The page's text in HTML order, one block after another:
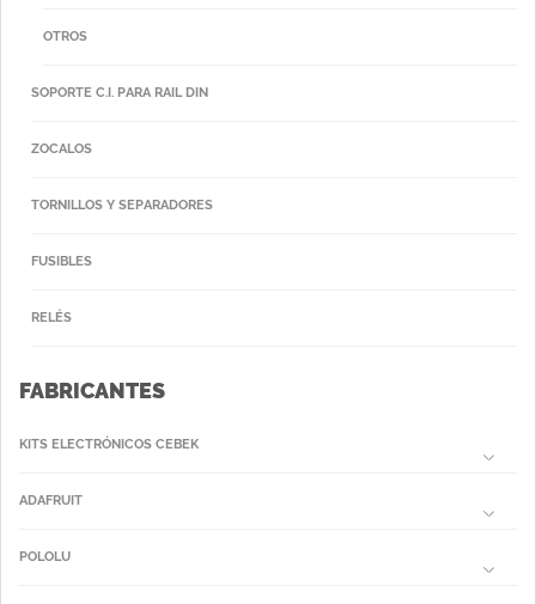
OTROS
SOPORTE C.I. PARA RAIL DIN
ZOCALOS
TORNILLOS Y SEPARADORES
FUSIBLES
RELÉS
FABRICANTES
KITS ELECTRÓNICOS CEBEK
ADAFRUIT
POLOLU